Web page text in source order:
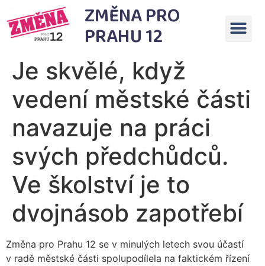
ZMĚNA PRO
PRAHU 12
Je skvělé, když
vedení městské části
navazuje na práci
svých předchůdců.
Ve školství je to
dvojnásob zapotřebí
Změna pro Prahu 12 se v minulých letech svou účastí
v radě městské části spolupodílela na faktickém řízení